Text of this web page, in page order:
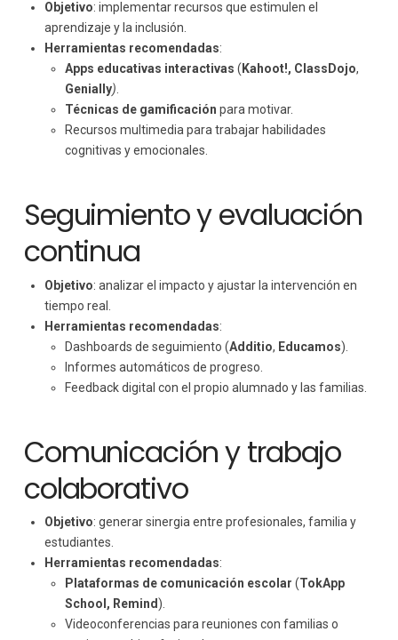
Objetivo: implementar recursos que estimulen el
aprendizaje y la inclusión.
Herramientas recomendadas:
Apps educativas interactivas ( Kahoot!, ClassDojo,
Genially).
Técnicas de gamificación para motivar.
Recursos multimedia para trabajar habilidades
cognitivas y emocionales.
Seguimiento y evaluación
continua
Objetivo: analizar el impacto y ajustar la intervención en
tiempo real.
Herramientas recomendadas:
Dashboards de seguimiento (Additio, Educamos).
Informes automáticos de progreso.
Feedback digital con el propio alumnado y las familias.
Comunicación y trabajo
colaborativo
Objetivo: generar sinergia entre profesionales, familia y
estudiantes.
Herramientas recomendadas:
Plataformas de comunicación escolar (TokApp
School, Remind).
Videoconferencias para reuniones con familias o